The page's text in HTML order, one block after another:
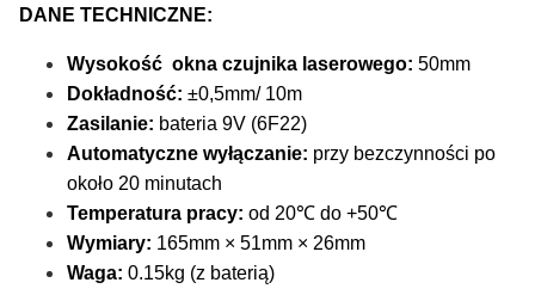
DANE TECHNICZNE:
Wysokość okna czujnika laserowego: 50mm
Dokładność: ±0,5mm/ 10m
Zasilanie: bateria 9V (6F22)
Automatyczne wyłączanie: przy bezczynności po
około 20 minutach
Temperatura pracy: od 20℃ do +50℃
Wymiary: 165mm × 51mm × 26mm
Waga: 0.15kg (z baterią)